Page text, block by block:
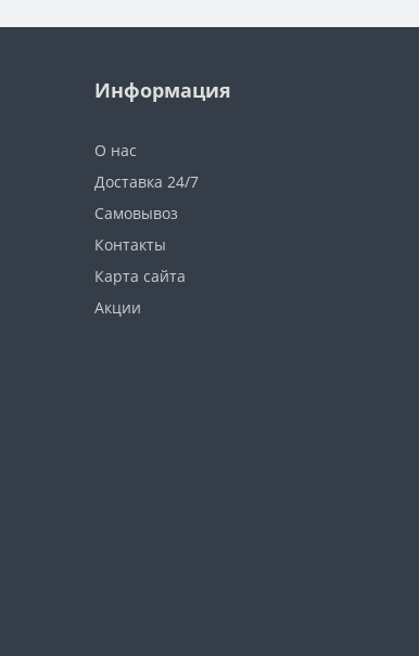
Информация
О нас
Доставка 24/7
Самовывоз
Контакты
Карта сайта
Акции